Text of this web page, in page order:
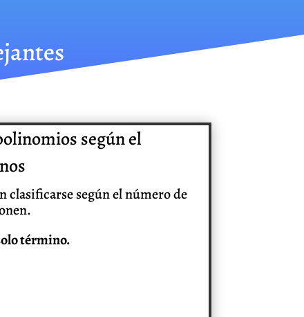
según el
clasificarse según el número de
término.